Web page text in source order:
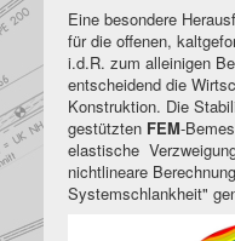
Eine besondere
für die offenen,
i.d.R. zum alleinigen
entscheidend die
Konstruktion. Die
gestützten FEM-
elastische
nichtlineare
Systemschlankheit"